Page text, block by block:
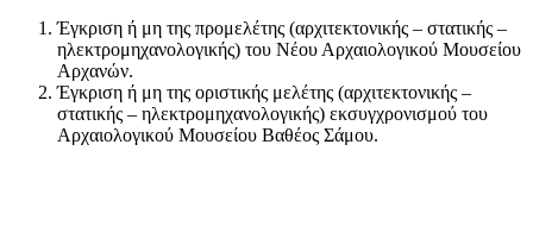
Έγκριση ή μη της προμελέτης (αρχιτεκτονικής – στατικής –
ηλεκτρομηχανολογικής) του Νέου Αρχαιολογικού Μουσείου
Αρχανών.
Έγκριση ή μη της οριστικής μελέτης (αρχιτεκτονικής –
στατικής – ηλεκτρομηχανολογικής) εκσυγχρονισμού του
Αρχαιολογικού Μουσείου Βαθέος Σάμου.